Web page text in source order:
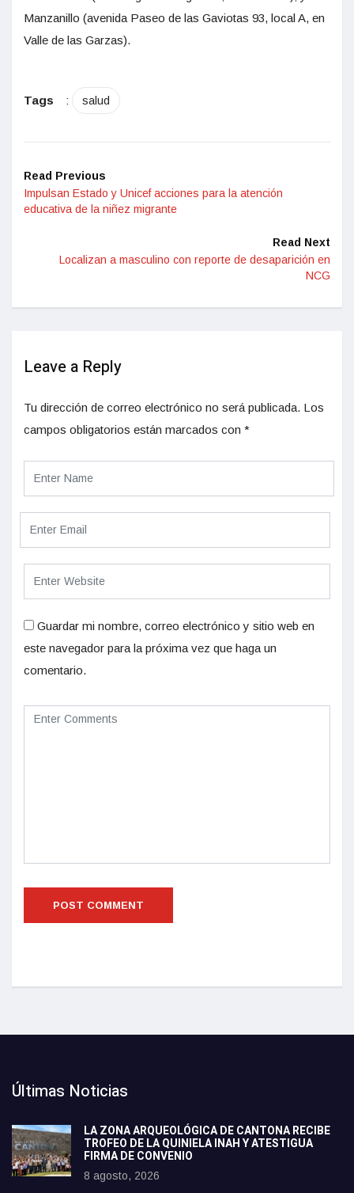
Manzanillo (avenida Paseo de las Gaviotas 93, local A, en
Valle de las Garzas).
Tags : salud
Read Previous
Impulsan Estado y Unicef acciones para la atención
educativa de la niñez migrante
Read Next
Localizan a masculino con reporte de desaparición en
NCG
Leave a Reply
Tu dirección de correo electrónico no será publicada. Los
campos obligatorios están marcados con *
Guardar mi nombre, correo electrónico y sitio web en
este navegador para la próxima vez que haga un
comentario.
Últimas Noticias
LA ZONA ARQUEOLÓGICA DE CANTONA RECIBE
TROFEO DE LA QUINIELA INAH Y ATESTIGUA
FIRMA DE CONVENIO
8 agosto, 2026